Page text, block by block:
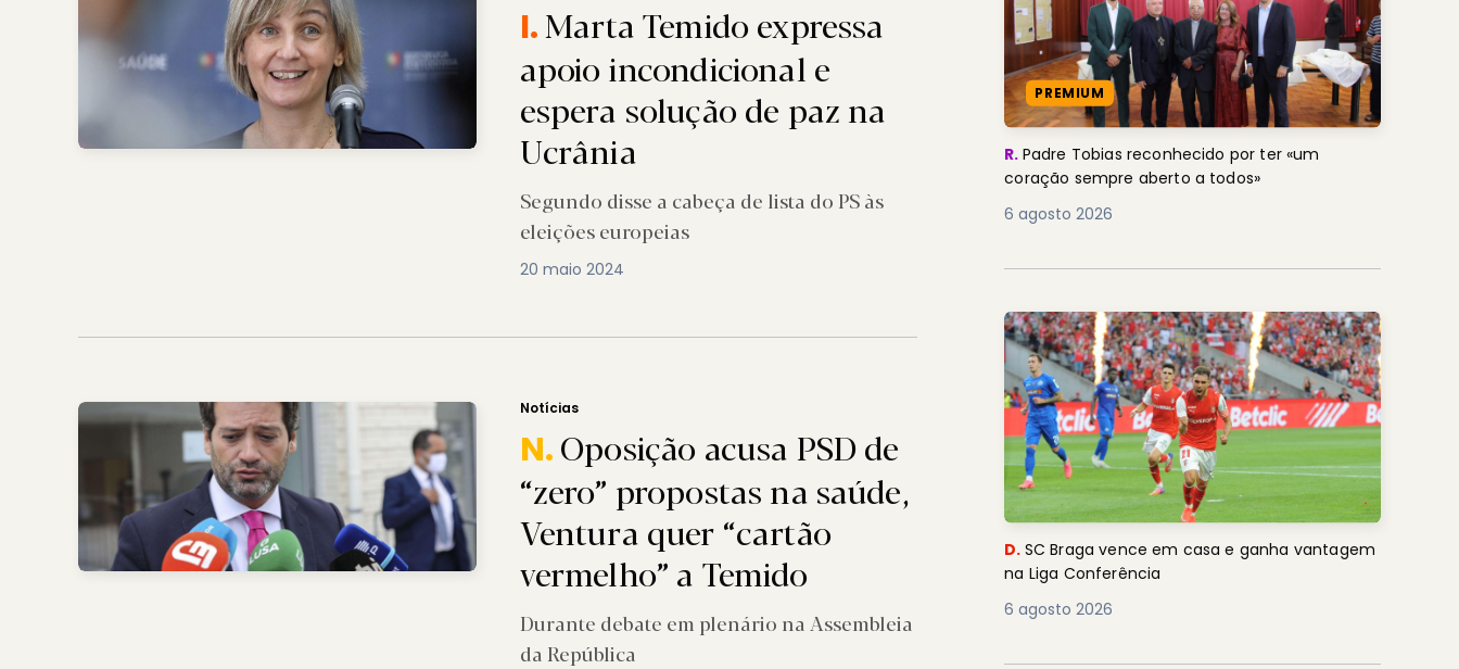
I.Marta Temido expressa
apoio incondicional e
espera solução de paz na
Ucrânia
Segundo disse a cabeça de lista do PS às
eleições europeias
20 maio 2024
Notícias
N.Oposição acusa PSD de
“zero” propostas na saúde,
Ventura quer “cartão
vermelho” a Temido
Durante debate em plenário na Assembleia
da República
PREMIUM
R. Padre Tobias reconhecido por ter «um
coração sempre aberto a todos»
6 agosto 2026
D. SC Braga vence em casa e ganha vantagem
na Liga Conferência
6 agosto 2026